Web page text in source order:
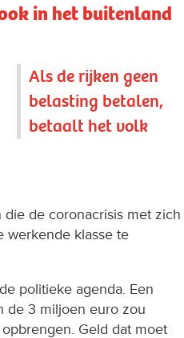
in het buitenland
Als de rijken geen
belasting betalen,
betaalt het volk
de coronacrisis met zich
werkende klasse te
politieke agenda. Een
de 3 miljoen euro zou
Geld dat moet